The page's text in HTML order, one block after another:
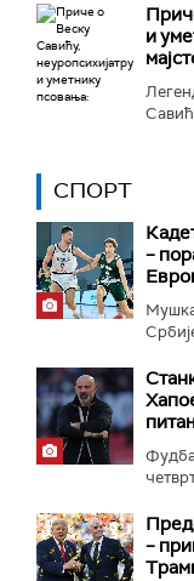
и
СПОРТ
–
–